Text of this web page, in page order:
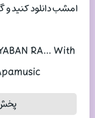
امشب دانلود کنید و
RA… With
پخش